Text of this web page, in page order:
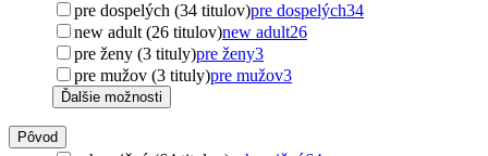
pre dospelých (34 titulov)pre dospelých34
new adult (26 titulov)new adult26
pre ženy (3 tituly)pre ženy3
pre mužov (3 tituly)pre mužov3
Ďalšie možnosti
Pôvod